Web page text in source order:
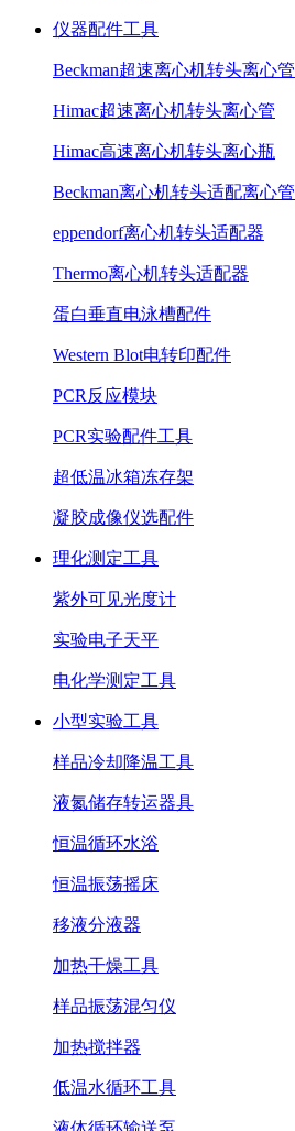
仪器配件工具
Beckman超速离心机转头离心管
Himac超速离心机转头离心管
Himac高速离心机转头离心瓶
Beckman离心机转头适配离心管
eppendorf离心机转头适配器
Thermo离心机转头适配器
蛋白垂直电泳槽配件
Western Blot电转印配件
PCR反应模块
PCR实验配件工具
超低温冰箱冻存架
凝胶成像仪选配件
理化测定工具
紫外可见光度计
实验电子天平
电化学测定工具
小型实验工具
样品冷却降温工具
液氮储存转运器具
恒温循环水浴
恒温振荡摇床
移液分液器
加热干燥工具
样品振荡混匀仪
加热搅拌器
低温水循环工具